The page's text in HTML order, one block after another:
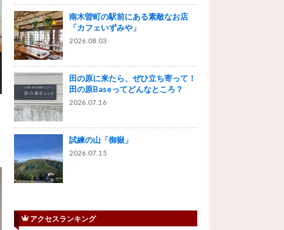
南木曽町の駅前にある素敵なお店
「カフェいずみや」
2026.08.03
田の原に来たら、ぜひ立ち寄って！
田の原Baseってどんなところ？
2026.07.16
試練の山「御嶽」
2026.07.15
アクセスランキング